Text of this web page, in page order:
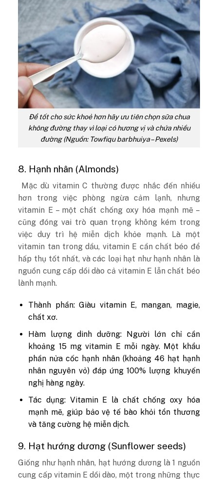
Để tốt cho sức khoẻ hơn hãy ưu tiên chọn sữa chua
không đường thay vì loại có hương vị và chứa nhiều
đường (Nguồn: Towfiqu barbhuiya – Pexels)
8. Hạnh nhân (Almonds)
Mặc dù vitamin C thường được nhắc đến nhiều
hơn trong việc phòng ngừa cảm lạnh, nhưng
vitamin E – một chất chống oxy hóa mạnh mẽ –
cũng đóng vai trò quan trọng không kém trong
việc duy trì hệ miễn dịch khỏe mạnh. Là một
vitamin tan trong dầu, vitamin E cần chất béo để
hấp thụ tốt nhất, và các loại hạt như hạnh nhân là
nguồn cung cấp dồi dào cả vitamin E lẫn chất béo
lành mạnh.
Thành phần: Giàu vitamin E, mangan, magie,
chất xơ.
Hàm lượng dinh dưỡng: Người lớn chỉ cần
khoảng 15 mg vitamin E mỗi ngày. Một khẩu
phần nửa cốc hạnh nhân (khoảng 46 hạt hạnh
nhân nguyên vỏ) đáp ứng 100% lượng khuyến
nghị hàng ngày.
Tác dụng: Vitamin E là chất chống oxy hóa
mạnh mẽ, giúp bảo vệ tế bào khỏi tổn thương
và tăng cường hệ miễn dịch.
9. Hạt hướng dương (Sunflower seeds)
Giống như hạnh nhân, hạt hướng dương là 1 nguồn
cung cấp vitamin E dồi dào, một trong những thực